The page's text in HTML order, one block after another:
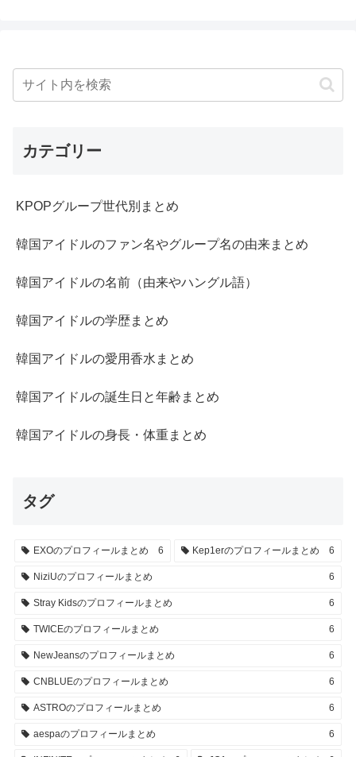
カテゴリー
KPOPグループ世代別まとめ
韓国アイドルのファン名やグループ名の由来まとめ
韓国アイドルの名前（由来やハングル語）
韓国アイドルの学歴まとめ
韓国アイドルの愛用香水まとめ
韓国アイドルの誕生日と年齢まとめ
韓国アイドルの身長・体重まとめ
タグ
EXOのプロフィールまとめ 6 Kep1erのプロフィールまとめ 6
NiziUのプロフィールまとめ 6
Stray Kidsのプロフィールまとめ 6
TWICEのプロフィールまとめ 6
NewJeansのプロフィールまとめ 6
CNBLUEのプロフィールまとめ 6
ASTROのプロフィールまとめ 6
aespaのプロフィールまとめ 6